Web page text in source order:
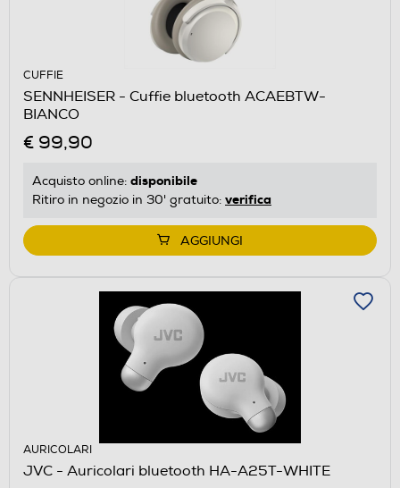
CUFFIE
SENNHEISER - Cuffie bluetooth ACAEBTW-
BIANCO
€ 99,90
Acquisto online: disponibile
Ritiro in negozio in 30' gratuito: verifica
AGGIUNGI
AURICOLARI
JVC - Auricolari bluetooth HA-A25T-WHITE